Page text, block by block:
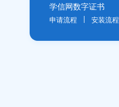
学信网数字证书
申请流程 安装流程